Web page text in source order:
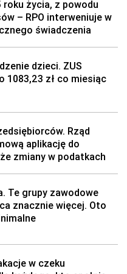
życia, z powodu
– RPO interweniuje w
świadczenia
dzieci. ZUS
1083,23 zł co miesiąc
Rząd
aplikację do
zmiany w podatkach
Te grupy zawodowe
znacznie więcej. Oto
w czeku